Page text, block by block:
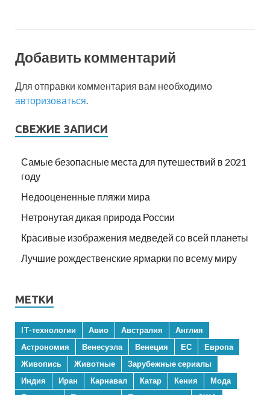
Добавить комментарий
Для отправки комментария вам необходимо
авторизоваться
СВЕЖИЕ ЗАПИСИ
Самые безопасные места для путешествий в 2021
году
Недооцененные пляжи мира
Нетронутая дикая природа России
Красивые изображения медведей со всей планеты
Лучшие рождественские ярмарки по всему миру
МЕТКИ
IT-технологии Авио Австралия
Англия
Астрономия
Венесуэла Венеция ЕС
Европа
Живопись
Животные
Зарубежные сериалы
Индия
Иран Карнавал Катар Кения
Мода